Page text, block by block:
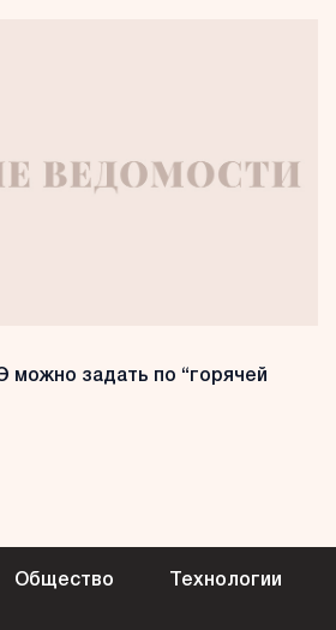
можно задать по “горячей
Общество Технологии